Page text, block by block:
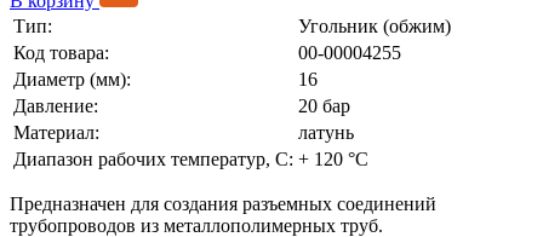
Тип:
Угольник (обжим)
Код товара:
00-00004255
Диаметр (мм):
16
Давление:
20 бар
Материал:
латунь
Диапазон рабочих температур, С: + 120 °С
Предназначен для создания разъемных соединений
трубопроводов из металлополимерных труб.